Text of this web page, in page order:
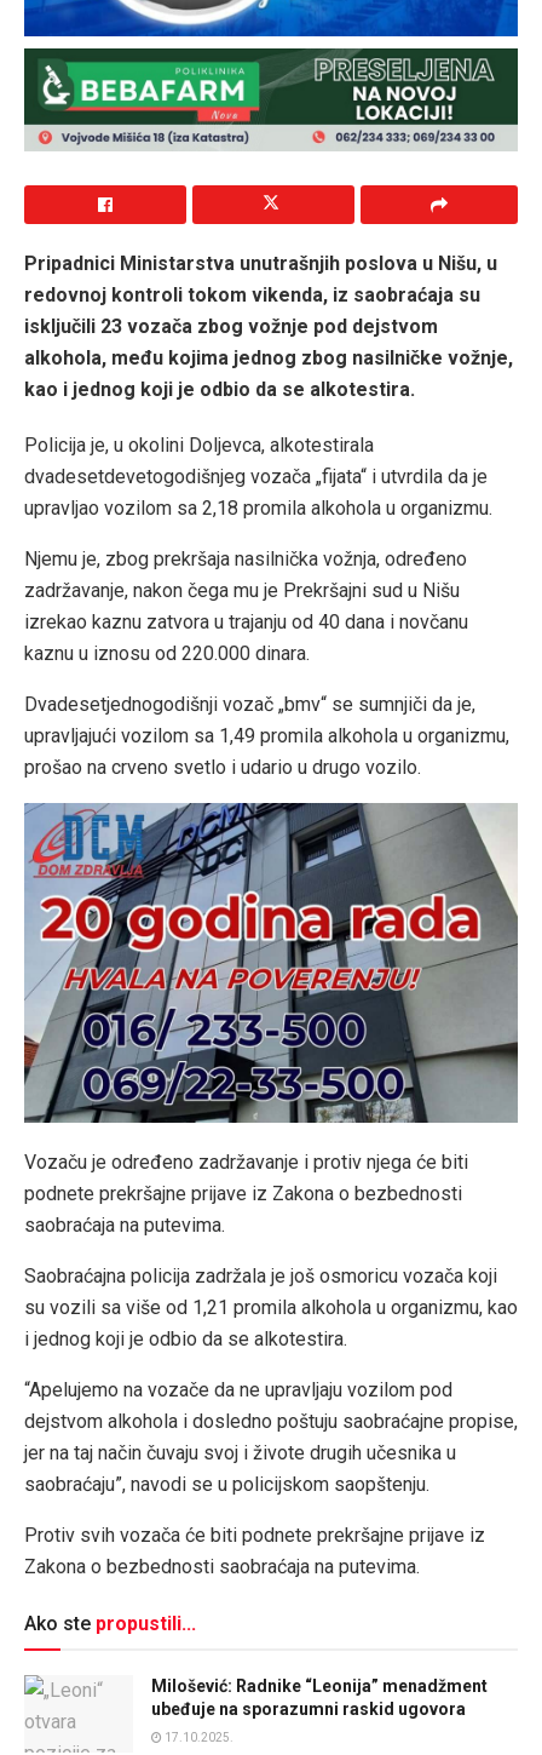
Pripadnici Ministarstva unutrašnjih poslova u Nišu, u
redovnoj kontroli tokom vikenda, iz saobraćaja su
isključili 23 vozača zbog vožnje pod dejstvom
alkohola, među kojima jednog zbog nasilničke vožnje,
kao i jednog koji je odbio da se alkotestira.
Policija je, u okolini Doljevca, alkotestirala
dvadesetdevetogodišnjeg vozača „fijata“ i utvrdila da je
upravljao vozilom sa 2,18 promila alkohola u organizmu.
Njemu je, zbog prekršaja nasilnička vožnja, određeno
zadržavanje, nakon čega mu je Prekršajni sud u Nišu
izrekao kaznu zatvora u trajanju od 40 dana i novčanu
kaznu u iznosu od 220.000 dinara.
Dvadesetjednogodišnji vozač „bmv“ se sumnjiči da je,
upravljajući vozilom sa 1,49 promila alkohola u organizmu,
prošao na crveno svetlo i udario u drugo vozilo.
Vozaču je određeno zadržavanje i protiv njega će biti
podnete prekršajne prijave iz Zakona o bezbednosti
saobraćaja na putevima.
Saobraćajna policija zadržala je još osmoricu vozača koji
su vozili sa više od 1,21 promila alkohola u organizmu, kao
i jednog koji je odbio da se alkotestira.
“Apelujemo na vozače da ne upravljaju vozilom pod
dejstvom alkohola i dosledno poštuju saobraćajne propise,
jer na taj način čuvaju svoj i živote drugih učesnika u
saobraćaju”, navodi se u policijskom saopštenju.
Protiv svih vozača će biti podnete prekršajne prijave iz
Zakona o bezbednosti saobraćaja na putevima.
Ako ste propustili...
Milošević: Radnike “Leonija” menadžment
ubeđuje na sporazumni raskid ugovora
17.10.2025.